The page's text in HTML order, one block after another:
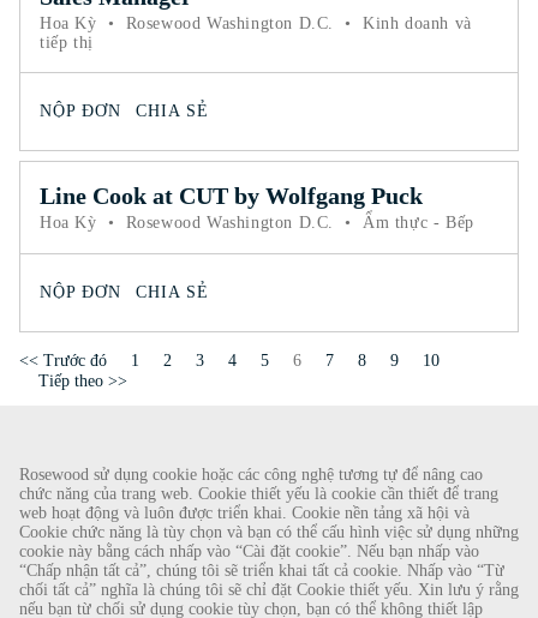
Rosewood sử dụng cookie hoặc các công nghệ tương tự để nâng cao
chức năng của trang web. Cookie thiết yếu là cookie cần thiết để trang
web hoạt động và luôn được triển khai. Cookie nền tảng xã hội và
Cookie chức năng là tùy chọn và bạn có thể cấu hình việc sử dụng những
cookie này bằng cách nhấp vào “Cài đặt cookie”. Nếu bạn nhấp vào
“Chấp nhận tất cả”, chúng tôi sẽ triển khai tất cả cookie. Nhấp vào “Từ
chối tất cả” nghĩa là chúng tôi sẽ chỉ đặt Cookie thiết yếu. Xin lưu ý rằng
nếu bạn từ chối sử dụng cookie tùy chọn, bạn có thể không thiết lập
Hoa Kỳ • Rosewood Washington D.C. •
Kinh doanh và
tiếp thị
NỘP ĐƠN CHIA SẺ
Line Cook at CUT by Wolfgang Puck
Hoa Kỳ • Rosewood Washington D.C. • Ẩm thực - Bếp
NỘP ĐƠN CHIA SẺ
<< Trước đó 1 2 3 4 5 Trang
6 7 8 9
10
Tiếp theo >>
CẢNH BÁO GIAN LẬN
Chúng tôi đã được biết về một vụ lừa đảo gần đây, theo đó các cá nhân giả làm nhà
tuyển dụng đang cung cấp hợp đồng lao động cho Rosewood Hotel Group. Những lời
gạ gẫm này được thực hiện bởi những người sử dụng tài khoản e-mail dựa trên web có
tên Rosewood. Cá nhân được yêu cầu cung cấp bản sao giấy tờ tùy thân cá nhân của
mình và gửi tiền để hoàn tất quy trình tuyển dụng. Những lời đề nghị này là gian lận.